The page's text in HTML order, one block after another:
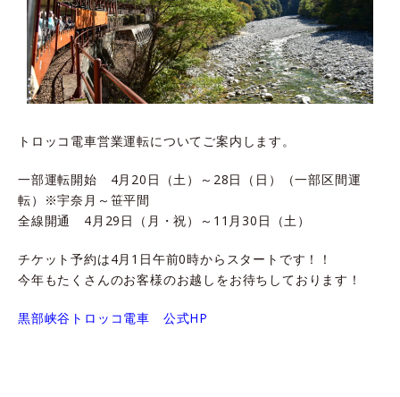
トロッコ電車営業運転についてご案内します。
一部運転開始 4月20日（土）～28日（日）（一部区間運
転）※宇奈月～笹平間
全線開通 4月29日（月・祝）～11月30日（土）
チケット予約は4月1日午前0時からスタートです！！
今年もたくさんのお客様のお越しをお待ちしております！
黒部峡谷トロッコ電車 公式HP